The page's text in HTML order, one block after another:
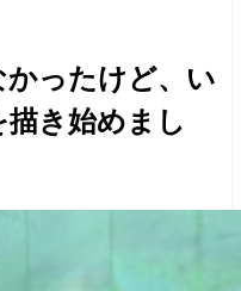
ったけど、い
き始めまし